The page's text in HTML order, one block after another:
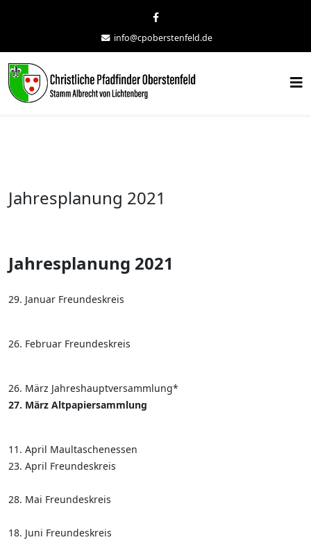
info@cpoberstenfeld.de
Jahresplanung 2021
Jahresplanung 2021
29. Januar Freundeskreis
26. Februar Freundeskreis
26. März Jahreshauptversammlung*
27. März Altpapiersammlung
11. April Maultaschenessen
23. April Freundeskreis
28. Mai Freundeskreis
18. Juni Freundeskreis